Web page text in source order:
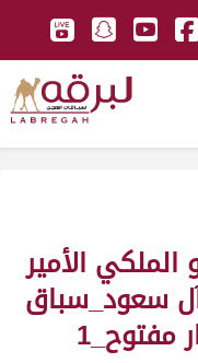
الأمير
سعود_سباق